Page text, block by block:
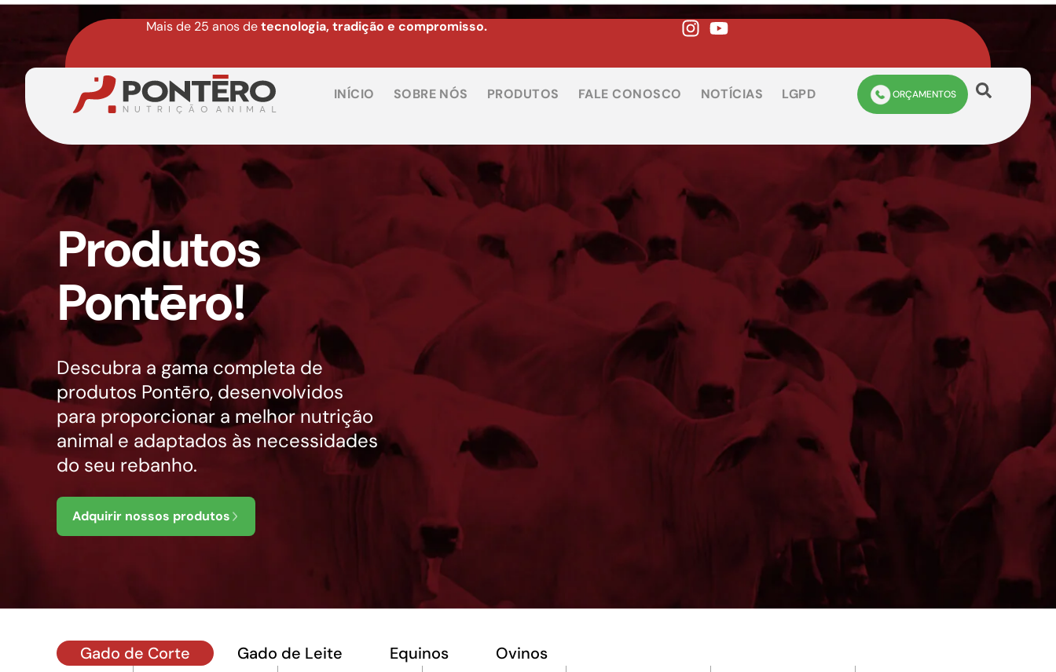
Mais de 25 anos detecnologia, tradição e compromisso.
INÍCIO SOBRE NÓS PRODUTOS FALE CONOSCO NOTÍCIAS LGPD ORÇAMENTOS
Produtos
Pontēro!
Descubra a gama completa de
produtos Pontēro, desenvolvidos
para proporcionar a melhor nutrição
animal e adaptados às necessidades
do seu rebanho.
Adquirir nossos produtos
Gado de Corte Gado de Leite Equinos Ovinos